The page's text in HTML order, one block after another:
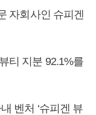
자회사인 슈피겐
티 지분 92.1%를
벤처 ‘슈피겐 뷰